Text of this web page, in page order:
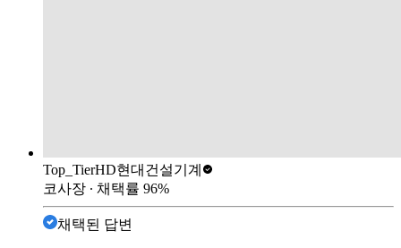
Top_TierHD현대건설기계
코사장 ∙ 채택률 96%
채택된 답변